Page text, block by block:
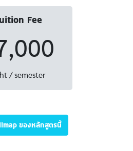
Fee
/ semester
ของหลักสูตรนี้